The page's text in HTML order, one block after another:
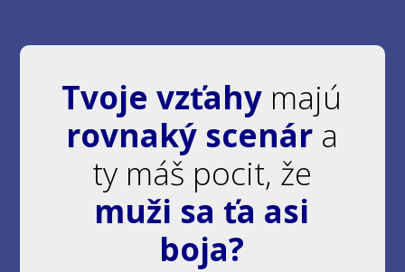
Tvoje vzťahy majú
rovnaký scenára
ty máš pocit, že
muži sa ťa asi
boja?